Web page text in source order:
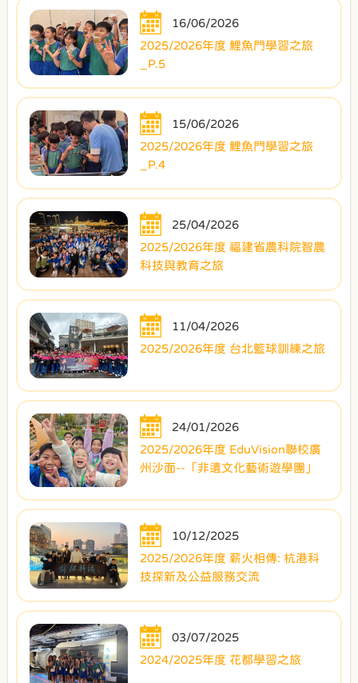
16/06/2026
2025/2026年度 鯉魚門學習之旅
_P.5
15/06/2026
2025/2026年度 鯉魚門學習之旅
_P.4
25/04/2026
2025/2026年度 福建省農科院智農
科技與教育之旅
11/04/2026
2025/2026年度 台北籃球訓練之旅
24/01/2026
2025/2026年度 EduVision聯校廣
州沙面--「非遺文化藝術遊學團」
10/12/2025
2025/2026年度 薪火相傳: 杭港科
技探新及公益服務交流
03/07/2025
2024/2025年度 花都學習之旅